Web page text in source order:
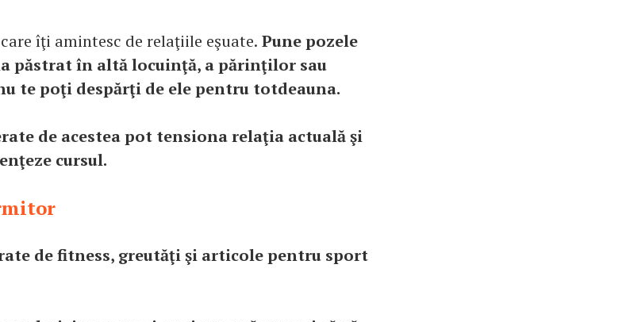
îţi amintesc de relaţiile eşuate. Pune pozele
păstrat în altă locuinţă, a părinţilor sau
te poţi despărţi de ele pentru totdeauna.
de acestea pot tensiona relaţia actuală şi
cursul.
de fitness, greutăţi şi articole pentru sport